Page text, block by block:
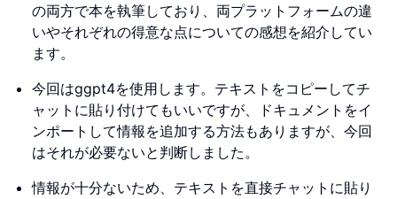
の両方で本を執筆しており、両プラットフォームの違
いやそれぞれの得意な点についての感想を紹介してい
ます。
今回はggpt4を使用します。テキストをコピーしてチ
ャットに貼り付けてもいいですが、ドキュメントをイ
ンポートして情報を追加する方法もありますが、今回
はそれが必要ないと判断しました。
情報が十分ないため、テキストを直接チャットに貼り